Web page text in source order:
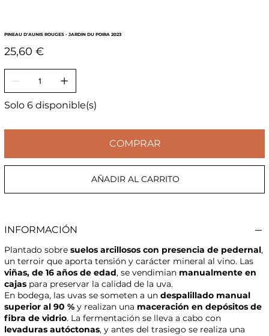
PINEAU D'AUNIS ROUGES - JARDIN DU POIRA 2023
Precio
25,60 €
Solo 6 disponible(s)
COMPRAR
AÑADIR AL CARRITO
INFORMACIÓN
Plantado sobre suelos arcillosos con presencia de pedernal,
un terroir que aporta tensión y carácter mineral al vino. Las
viñas, de 16 años de edad, se vendimian manualmente en
cajaspara preservar la calidad de la uva.
En bodega, las uvas se someten a un despalillado manual
superior al 90 %y realizan una maceración en depósitos de
fibra de vidrio. La fermentación se lleva a cabo con
levaduras autóctonas, y antes del trasiego se realiza una